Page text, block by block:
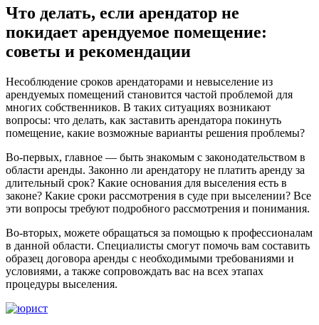
Что делать, если арендатор не
покидает арендуемое помещение:
советы и рекомендации
Несоблюдение сроков арендаторами и невыселение из
арендуемых помещений становится частой проблемой для
многих собственников. В таких ситуациях возникают
вопросы: что делать, как заставить арендатора покинуть
помещение, какие возможные варианты решения проблемы?
Во-первых, главное — быть знакомым с законодательством в
области аренды. Законно ли арендатору не платить аренду за
длительный срок? Какие основания для выселения есть в
законе? Какие сроки рассмотрения в суде при выселении? Все
эти вопросы требуют подробного рассмотрения и понимания.
Во-вторых, можете обращаться за помощью к профессионалам
в данной области. Специалисты смогут помочь вам составить
образец договора аренды с необходимыми требованиями и
условиями, а также сопровождать вас на всех этапах
процедуры выселения.